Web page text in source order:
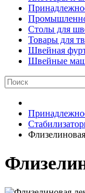
Столы для
Товары для
Швейная
Швейные